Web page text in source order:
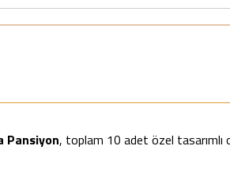
Pansiyon, toplam 10 adet özel tasarımlı